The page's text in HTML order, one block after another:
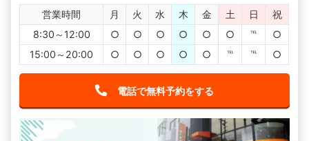
営業時間 月 火 水 木 金 土 日
祝
8:30～12:00
○ ○ ○ ○ ○ ○ ℡
○
15:00～20:00
○ ○ ○ ○ ○ ℡ ℡ ○
電話で無料予約をする